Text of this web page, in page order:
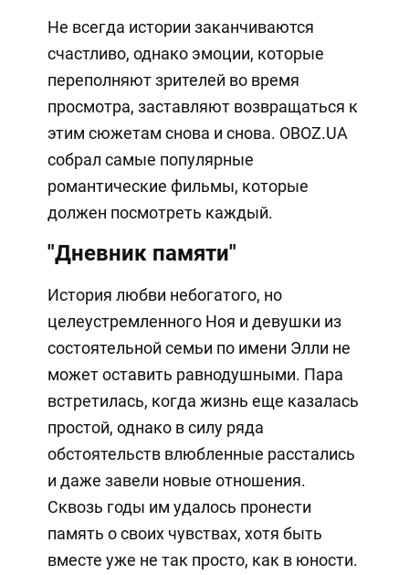
Не всегда истории заканчиваются
счастливо, однако эмоции, которые
переполняют зрителей во время
просмотра, заставляют возвращаться к
этим сюжетам снова и снова. OBOZ.UA
собрал самые популярные
романтические фильмы, которые
должен посмотреть каждый.
"Дневник памяти"
История любви небогатого, но
целеустремленного Ноя и девушки из
состоятельной семьи по имени Элли не
может оставить равнодушными. Пара
встретилась, когда жизнь еще казалась
простой, однако в силу ряда
обстоятельств влюбленные расстались
и даже завели новые отношения.
Сквозь годы им удалось пронести
память о своих чувствах, хотя быть
вместе уже не так просто, как в юности.